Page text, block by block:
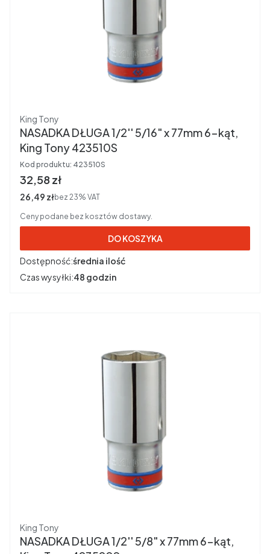
Producent
King Tony
NASADKA DŁUGA 1/2'' 5/16" x 77mm 6-kąt,
King Tony 423510S
Kod produktu: 423510S
Cena brutto
32,58 zł
Cena netto
26,49 złbez 23% VAT
Ceny podane bez kosztów dostawy.
DO KOSZYKA
Dostępność:średnia ilość
Czas wysyłki:48 godzin
Producent
King Tony
NASADKA DŁUGA 1/2'' 5/8" x 77mm 6-kąt,